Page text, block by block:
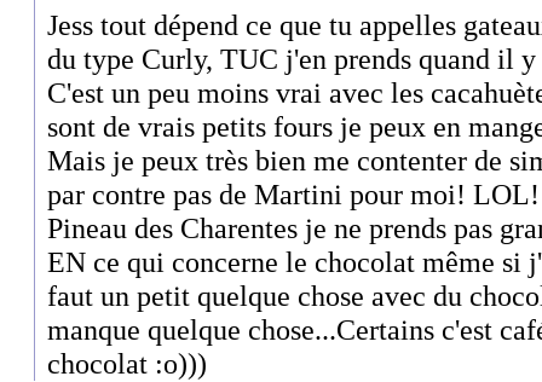
Jess tout dépend ce que tu appelles
du type Curly, TUC j'en prends quand il y
C'est un peu moins vrai avec les
sont de vrais petits fours je peux en
Mais je peux très bien me contenter de
par contre pas de Martini pour moi!
Pineau des Charentes je ne prends pas
EN ce qui concerne le chocolat même si
faut un petit quelque chose avec du
manque quelque chose...Certains c'est
chocolat :o)))